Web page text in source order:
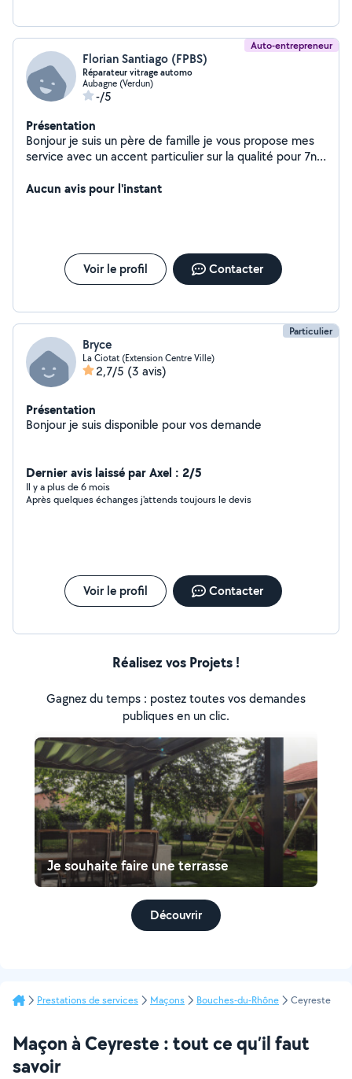
Auto-entrepreneur
Florian Santiago (FPBS)
Réparateur vitrage automo
Aubagne (Verdun)
-/5
Présentation
Bonjour je suis un père de famille je vous propose mes
service avec un accent particulier sur la qualité pour 7n
moi
Aucun avis pour l'instant
Voir le profil Contacter
Particulier
Bryce
La Ciotat (Extension Centre Ville)
2,7/5 (3 avis)
Présentation
Bonjour je suis disponible pour vos demande
Dernier avis laissé par Axel : 2/5
Il y a plus de 6 mois
Après quelques échanges j'attends toujours le devis
Voir le profil Contacter
Réalisez vos Projets !
Gagnez du temps : postez toutes vos demandes
publiques en un clic.
Je souhaite faire une terrasse
Découvrir
Prestations de services Maçons Bouches-du-Rhône Ceyreste
Maçon à Ceyreste : tout ce qu’il faut
savoir